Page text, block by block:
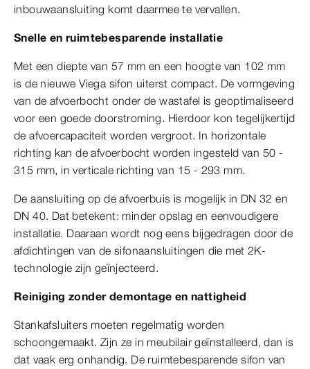
inbouwaansluiting komt daarmee te vervallen.
Snelle en ruimtebesparende installatie
Met een diepte van 57 mm en een hoogte van 102 mm
is de nieuwe Viega sifon uiterst compact. De vormgeving
van de afvoerbocht onder de wastafel is geoptimaliseerd
voor een goede doorstroming. Hierdoor kon tegelijkertijd
de afvoercapaciteit worden vergroot. In horizontale
richting kan de afvoerbocht worden ingesteld van 50 -
315 mm, in verticale richting van 15 - 293 mm.
De aansluiting op de afvoerbuis is mogelijk in DN 32 en
DN 40. Dat betekent: minder opslag en eenvoudigere
installatie. Daaraan wordt nog eens bijgedragen door de
afdichtingen van de sifonaansluitingen die met 2K-
technologie zijn geïnjecteerd.
Reiniging zonder demontage en nattigheid
Stankafsluiters moeten regelmatig worden
schoongemaakt. Zijn ze in meubilair geïnstalleerd, dan is
dat vaak erg onhandig. De ruimtebesparende sifon van